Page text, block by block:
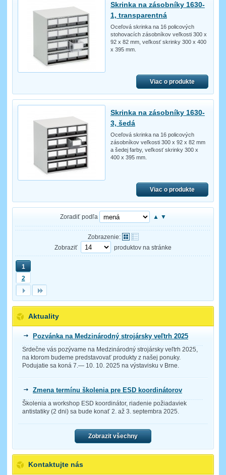
Skrinka na zásobníky 1630-
1, transparentná
Oceľová skrinka na 16 policových
stohovacích zásobníkov veľkosti 300 x
92 x 82 mm, veľkosť skrinky 300 x 400
x 395 mm.
Viac o produkte
Skrinka na zásobníky 1630-
3, šedá
Oceľová skrinka na 16 policových
zásobníkov veľkosti 300 x 92 x 82 mm
a šedej farby, veľkosť skrinky 300 x
400 x 395 mm.
Viac o produkte
Zoradiť podľa ▲ ▼
Zobrazenie:
Zobraziť
produktov na stránke
1
2
Aktuality
Pozvánka na Medzinárodný strojársky veľtrh 2025
Srdečne vás pozývame na Medzinárodný strojársky veľtrh 2025,
na ktorom budeme predstavovať produkty z našej ponuky.
Podujatie sa koná 7.— 10. 10. 2025 na výstavisku v Brne.
Zmena termínu školenia pre ESD koordinátorov
Školenia a workshop ESD koordinátor, riadenie požiadaviek
antistatiky (2 dni) sa bude konať 2. až 3. septembra 2025.
Zobrazit všechny
Kontaktujte nás